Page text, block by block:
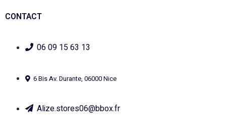
CONTACT
06 09 15 63 13
6 Bis Av. Durante, 06000 Nice
Alize.stores06@bbox.fr